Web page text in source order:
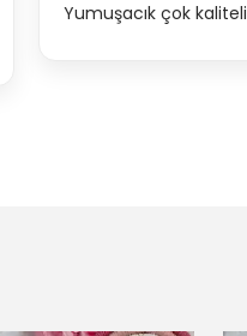
Yumuşacık çok kaliteli